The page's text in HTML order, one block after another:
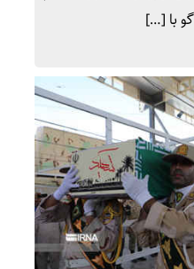
با […]